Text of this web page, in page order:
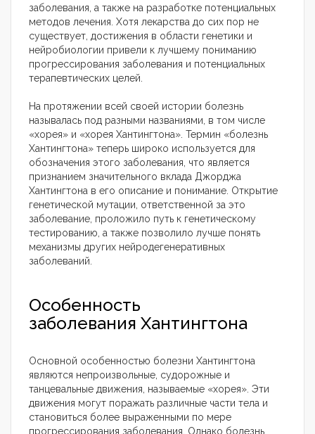
заболевания, а также на разработке потенциальных
методов лечения. Хотя лекарства до сих пор не
существует, достижения в области генетики и
нейробиологии привели к лучшему пониманию
прогрессирования заболевания и потенциальных
терапевтических целей.
На протяжении всей своей истории болезнь
называлась под разными названиями, в том числе
«хорея» и «хорея Хантингтона». Термин «болезнь
Хантингтона» теперь широко используется для
обозначения этого заболевания, что является
признанием значительного вклада Джорджа
Хантингтона в его описание и понимание. Открытие
генетической мутации, ответственной за это
заболевание, проложило путь к генетическому
тестированию, а также позволило лучше понять
механизмы других нейродегенеративных
заболеваний.
Особенность
заболевания Хантингтона
Основной особенностью болезни Хантингтона
являются непроизвольные, судорожные и
танцевальные движения, называемые «хорея». Эти
движения могут поражать различные части тела и
становиться более выраженными по мере
прогрессирования заболевания. Однако болезнь